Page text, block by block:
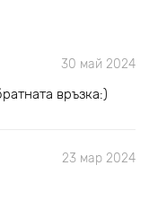
30 май 2024
връзка:)
23 мар 2024